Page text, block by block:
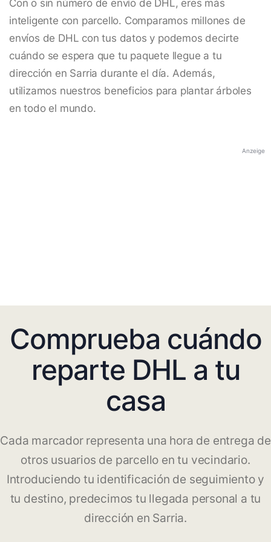
Con o sin número de envío de DHL, eres más
inteligente con parcello. Comparamos millones de
envíos de DHL con tus datos y podemos decirte
cuándo se espera que tu paquete llegue a tu
dirección en Sarria durante el día. Además,
utilizamos nuestros beneficios para plantar árboles
en todo el mundo.
Anzeige
Comprueba cuándo
reparte DHL a tu
casa
Cada marcador representa una hora de entrega de
otros usuarios de parcello en tu vecindario.
Introduciendo tu identificación de seguimiento y
tu destino, predecimos tu llegada personal a tu
dirección en Sarria.